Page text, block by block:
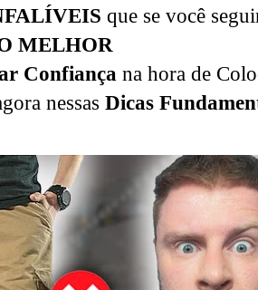
que se você
MELHOR
Confiança na hora de
nessas Dicas